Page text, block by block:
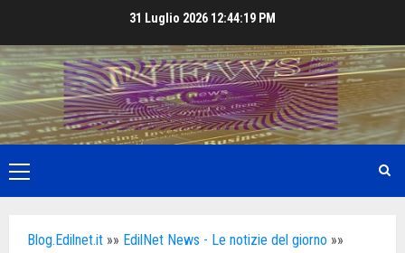
content
31 Luglio 2026 12:44:20 PM
Primary
Menu
Blog.Edilnet.it »» EdilNet News - Le notizie del giorno »»